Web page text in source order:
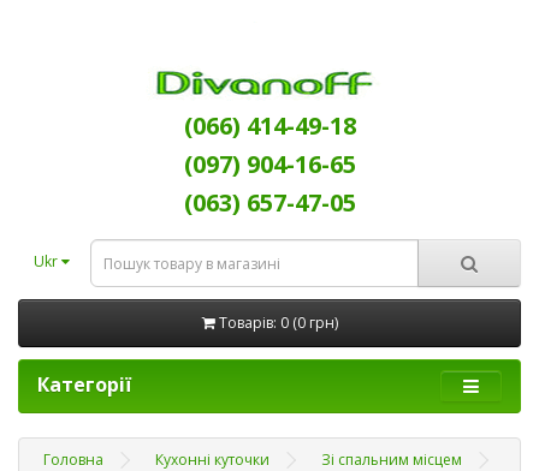
(066) 414-49-18
(097) 904-16-65
(063) 657-47-05
Ukr
Товарів: 0 (0 грн)
Категорії
Головна Кухонні куточки
Зі спальним місцем